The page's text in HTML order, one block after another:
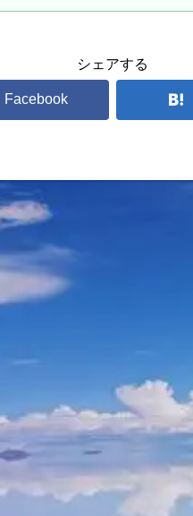
シェアする
Facebook